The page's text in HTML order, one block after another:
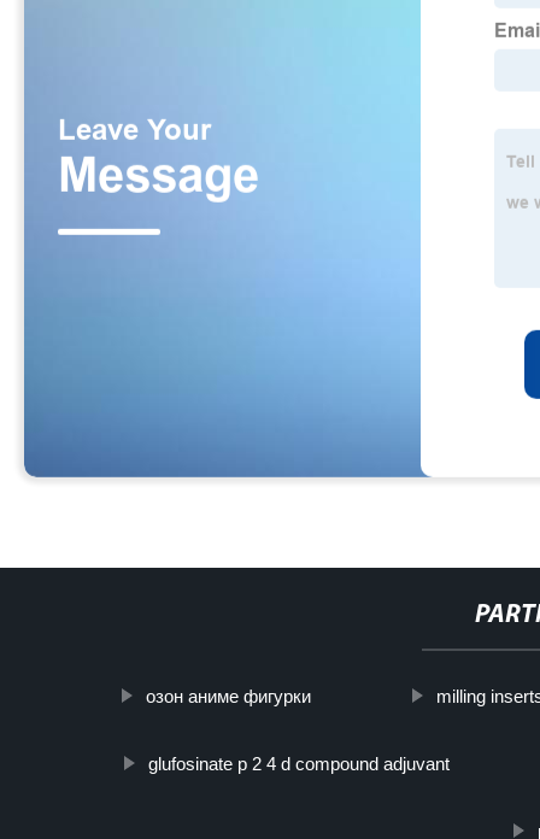
озон аниме фигурки milling
glufosinate p 2 4 d compound adjuvant